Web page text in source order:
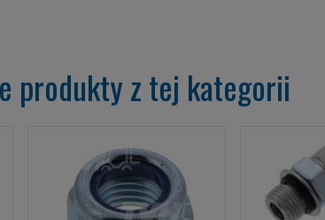
produkty z tej kategorii